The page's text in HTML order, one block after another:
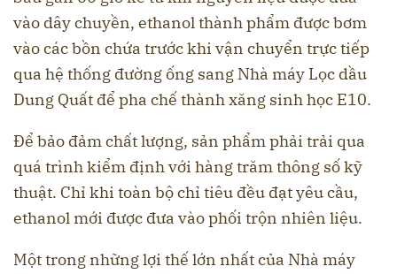
vào dây chuyền, ethanol thành phẩm được bơm
vào các bồn chứa trước khi vận chuyển trực tiếp
qua hệ thống đường ống sang Nhà máy Lọc dầu
Dung Quất để pha chế thành xăng sinh học E10.
Để bảo đảm chất lượng, sản phẩm phải trải qua
quá trình kiểm định với hàng trăm thông số kỹ
thuật. Chỉ khi toàn bộ chỉ tiêu đều đạt yêu cầu,
ethanol mới được đưa vào phối trộn nhiên liệu.
Một trong những lợi thế lớn nhất của Nhà máy